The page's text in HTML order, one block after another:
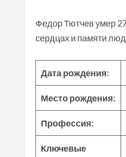
Федор Тютчев умер
сердцах и памяти
Дата рождения:
Место рождения:
Профессия:
Ключевые